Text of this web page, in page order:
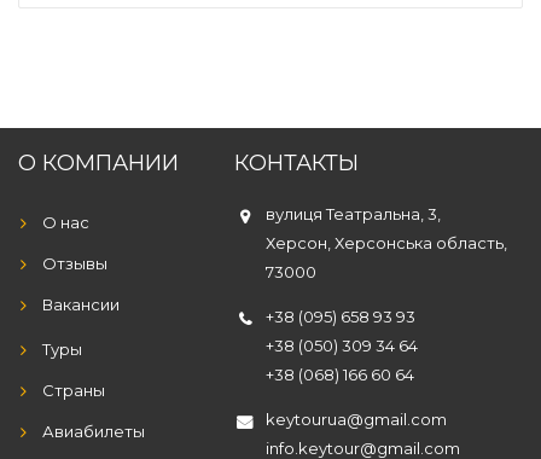
КОНТАКТЫ
вулиця Театральна, 3,
Херсон, Херсонська область,
73000
+38 (095) 658 93 93
+38 (050) 309 34 64
+38 (068) 166 60 64
keytourua@gmail.com
info.keytour@gmail.com
О КОМПАНИИ
О нас
Отзывы
Вакансии
Туры
Страны
Авиабилеты